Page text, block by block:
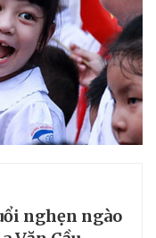
nghẹn ngào